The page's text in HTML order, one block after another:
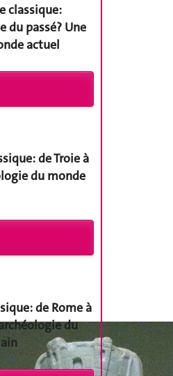
classique:
du passé? Une
actuel
de Troie à
du monde
de Rome à
du